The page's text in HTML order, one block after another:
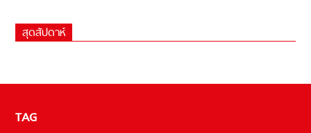
สุดสัปดาห์
TAG